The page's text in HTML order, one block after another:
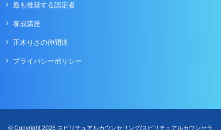
最も推奨する認定者
養成講座
正木りさの仲間達
プライバシーポリシー
© Copyright 2026 スピリチュアルカウンセリング/スピリチュアルカウンセラ